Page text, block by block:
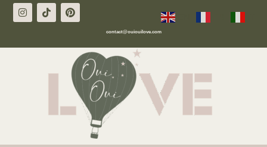
contact@ouiouilove.com